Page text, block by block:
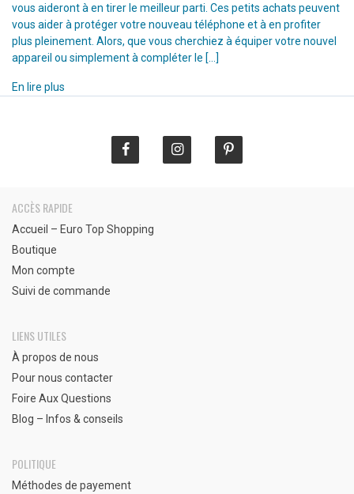
vous aideront à en tirer le meilleur parti. Ces petits achats peuvent
vous aider à protéger votre nouveau téléphone et à en profiter
plus pleinement. Alors, que vous cherchiez à équiper votre nouvel
appareil ou simplement à compléter le […]
En lire plus
ACCÈS RAPIDE
Accueil – Euro Top Shopping
Boutique
Mon compte
Suivi de commande
LIENS UTILES
À propos de nous
Pour nous contacter
Foire Aux Questions
Blog – Infos & conseils
POLITIQUE
Méthodes de payement